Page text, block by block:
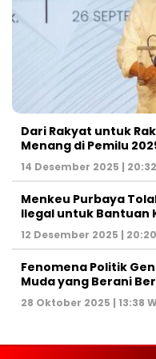
Dari Rakyat untuk
Menang di Pemilu
14 Desember 2025 |
Menkeu Purbaya
Ilegal untuk Bantuan
12 Desember 2025 |
Fenomena Politik
Muda yang Berani
28 Oktober 2025 | 13:38